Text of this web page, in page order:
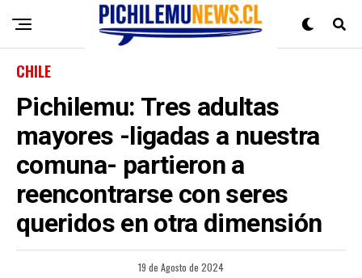
CHILE
Pichilemu: Tres adultas
mayores -ligadas a nuestra
comuna- partieron a
reencontrarse con seres
queridos en otra dimensión
19 de Agosto de 2024